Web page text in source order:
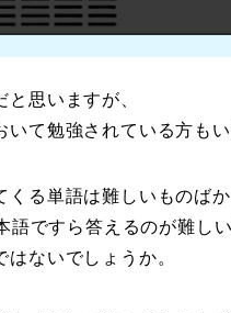
思いますが、
いて勉強されている方も
くる単語は難しいものば
語ですら答えるのが難し
ないでしょうか。